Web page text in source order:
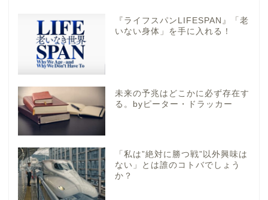
『ライフスパンLIFESPAN』「老
いない身体」を手に入れる！
未来の予兆はどこかに必ず存在す
る。byピーター・ドラッカー
「私は”絶対に勝つ戦”以外興味は
ない」とは誰のコトバでしょう
か？